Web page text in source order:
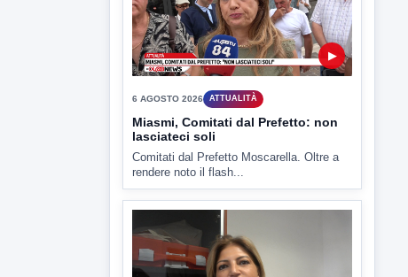
Miasmi, Comitati dal Prefetto: non
lasciateci soli
Comitati dal Prefetto Moscarella. Oltre a
rendere noto il flash...
▶
6 AGOSTO 2026 ATTUALITÀ
Tirata del Carro ancora in forse,